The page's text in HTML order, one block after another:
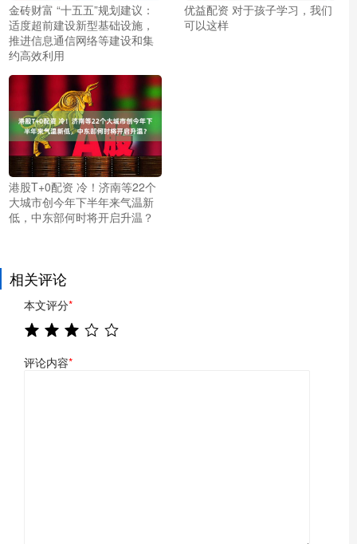
金砖财富 “十五五”规划建议：
适度超前建设新型基础设施，
推进信息通信网络等建设和集
约高效利用
优益配资 对于孩子学习，我们
可以这样
港股T+0配资 冷！济南等22个
大城市创今年下半年来气温新
低，中东部何时将开启升温？
相关评论
本文评分*
评论内容*